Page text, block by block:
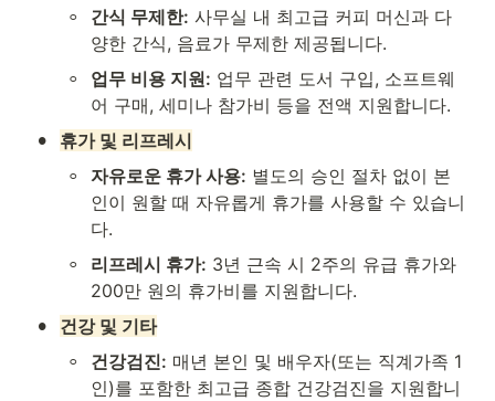
◦ 간식 무제한: 사무실 내 최고급 커피 머신과 다
양한 간식, 음료가 무제한 제공됩니다.
◦ 업무 비용 지원: 업무 관련 도서 구입, 소프트웨
어 구매, 세미나 참가비 등을 전액 지원합니다.
• 휴가 및 리프레시
◦ 자유로운 휴가 사용: 별도의 승인 절차 없이 본
인이 원할 때 자유롭게 휴가를 사용할 수 있습니
다.
◦ 리프레시 휴가: 3년 근속 시 2주의 유급 휴가와
200만 원의 휴가비를 지원합니다.
• 건강 및 기타
◦ 건강검진: 매년 본인 및 배우자(또는 직계가족 1
인)를 포함한 최고급 종합 건강검진을 지원합니